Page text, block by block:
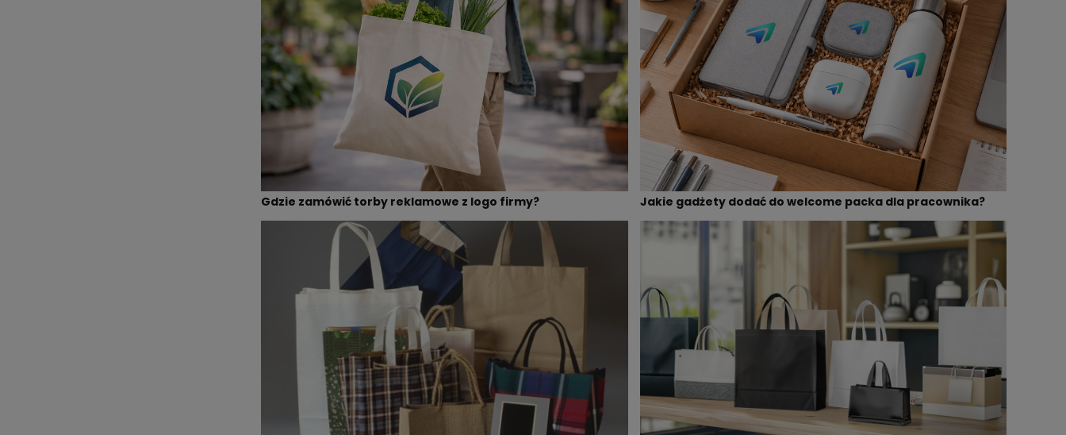
Gdzie zamówić torby reklamowe z logo firmy? Jakie gadżety dodać do welcome packa dla pracownika?